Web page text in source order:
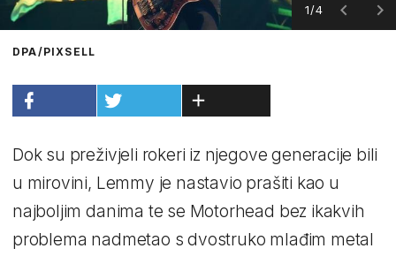
1/4
DPA/PIXSELL
Dok su preživjeli rokeri iz njegove generacije bili
u mirovini, Lemmy je nastavio prašiti kao u
najboljim danima te se Motorhead bez ikakvih
problema nadmetao s dvostruko mlađim metal